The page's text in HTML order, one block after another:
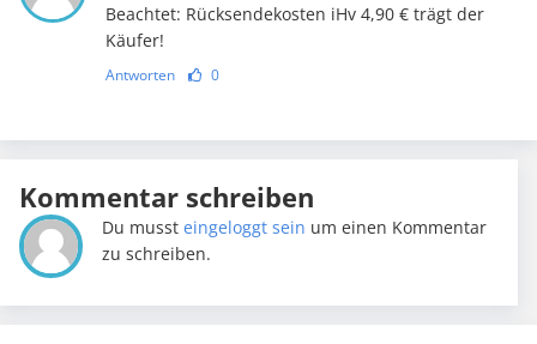
Beachtet: Rücksendekosten iHv 4,90 € trägt der
Käufer!
Antworten 0
Kommentar schreiben
Du mussteingeloggt sein um einen Kommentar
zu schreiben.